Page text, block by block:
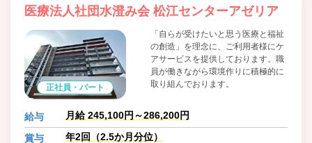
医療法人社団水澄み会 松江センターアゼリア
正社員・パート
「自らが受けたいと思う医療と福祉
の創造」を理念に、ご利用者様にケ
アサービスを提供しております。職
員が働きながら環境作りに積極的に
取り組んでおります。
給与 月給 245,100円～286,200円
賞与 年2回（2.5か月分位）